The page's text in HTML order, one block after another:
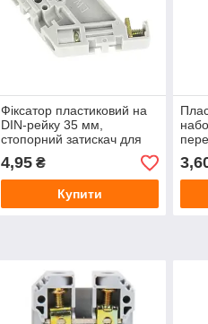
Фіксатор пластиковий на
DIN-рейку 35 мм,
стопорний затискач для
монтажу
електрообладнання
4,95₴
Купити